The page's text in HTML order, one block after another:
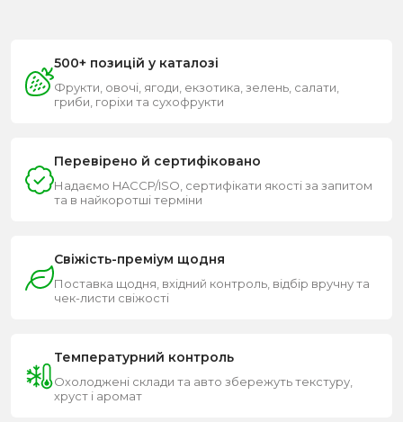
нервових імпульсів. Міститься в болгарському
перці 🫑, шпинаті.
Кальцій.Необхідний для міцності кісток,
Фосфор.Сприяє нормальній роботі нирок,
допомагає засвоювати вітаміни. Є в броколі,
бобових, часнику.
волокна, які нормалізують роботу травної системи.
Вони покращують роботу кишківника, нормалізують
обмін речовин, а також виконують очисну функцію —
Овочі в кулінарії: застосування та
поради
Овочі активно використовуються в кулінарному
500+ позицій у каталозі
Фрукти, овочі, ягоди, екзотика, зелень, салати,
гриби, горіхи та сухофрукти
Перевірено й сертифіковано
Надаємо HACCP/ISO, сертифікати якості за запитом
та в найкоротші терміни
Свіжість-преміум щодня
Поставка щодня, вхідний контроль, відбір вручну та
чек-листи свіжості
Температурний контроль
Охолоджені склади та авто збережуть текстуру,
хруст і аромат